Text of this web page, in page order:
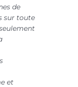
de
sur toute
et